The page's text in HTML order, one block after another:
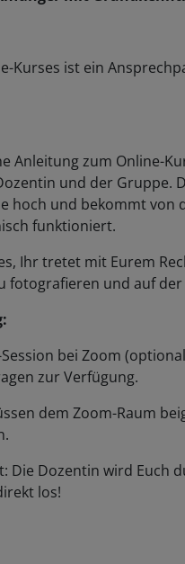
Kurses ist ein
Anleitung zum Online-
und der Gruppe.
hoch und bekommt von
funktioniert.
Ihr tretet mit Eurem
fotografieren und auf der
bei Zoom
zur Verfügung.
dem Zoom-Raum
Die Dozentin wird Euch
los!